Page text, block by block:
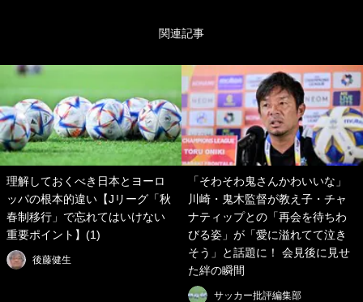
関連記事
理解しておくべき日本とヨーロ
ッパの根本的違い【Jリーグ「秋
春制移行」で忘れてはいけない
重要ポイント】(1)
後藤健生
「そわそわ鬼さんかわいいな」
川崎・鬼木監督が教え子・チャ
ナティップとの「再会を待ちわ
びる姿」が「愛に溢れてて泣き
そう」と話題に！ 会見後に見せ
た絆の瞬間
サッカー批評編集部